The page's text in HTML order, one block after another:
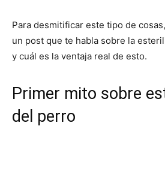
de
Perros
Para desmitificar este tipo de
un post que te habla sobre la
y cuál es la ventaja real de esto.
Primer mito sobre
del perro